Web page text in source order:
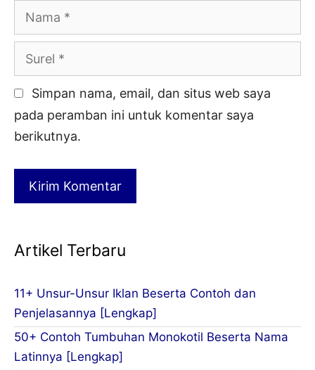
Nama
Surel
Simpan nama, email, dan situs web saya
pada peramban ini untuk komentar saya
berikutnya.
Artikel Terbaru
11+ Unsur-Unsur Iklan Beserta Contoh dan
Penjelasannya [Lengkap]
50+ Contoh Tumbuhan Monokotil Beserta Nama
Latinnya [Lengkap]